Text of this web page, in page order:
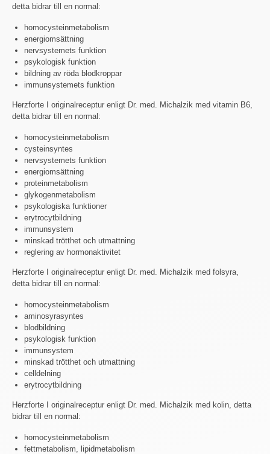
detta bidrar till en normal:
homocysteinmetabolism
energiomsättning
nervsystemets funktion
psykologisk funktion
bildning av röda blodkroppar
immunsystemets funktion
Herzforte I originalreceptur enligt Dr. med. Michalzik med vitamin B6,
detta bidrar till en normal:
homocysteinmetabolism
cysteinsyntes
nervsystemets funktion
energiomsättning
proteinmetabolism
glykogenmetabolism
psykologiska funktioner
erytrocytbildning
immunsystem
minskad trötthet och utmattning
reglering av hormonaktivitet
Herzforte I originalreceptur enligt Dr. med. Michalzik med folsyra,
detta bidrar till en normal:
homocysteinmetabolism
aminosyrasyntes
blodbildning
psykologisk funktion
immunsystem
minskad trötthet och utmattning
celldelning
erytrocytbildning
Herzforte I originalreceptur enligt Dr. med. Michalzik med kolin, detta
bidrar till en normal:
homocysteinmetabolism
fettmetabolism, lipidmetabolism